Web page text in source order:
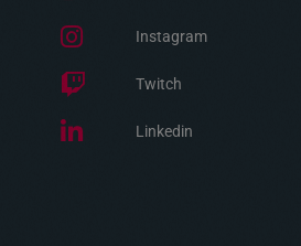
Instagram
Twitch
Linkedin